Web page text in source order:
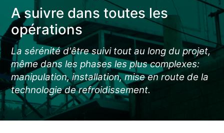
REFERENCES
NOUVELLES ET ÉVÉNEMENTS
QUI SOMMES-NOUS
CONTACTS
APPELEZ-NOUS: +39 0382 67599
A suivre dans toutes les
opérations
La sérénité d'être suivi tout au long du projet,
même dans les phases les plus complexes:
manipulation, installation, mise en route de la
technologie de refroidissement.